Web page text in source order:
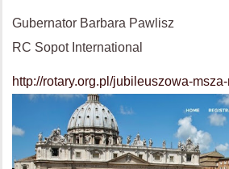
Gubernator Barbara Pawlisz
RC Sopot International
http://rotary.org.pl/jubileuszowa-